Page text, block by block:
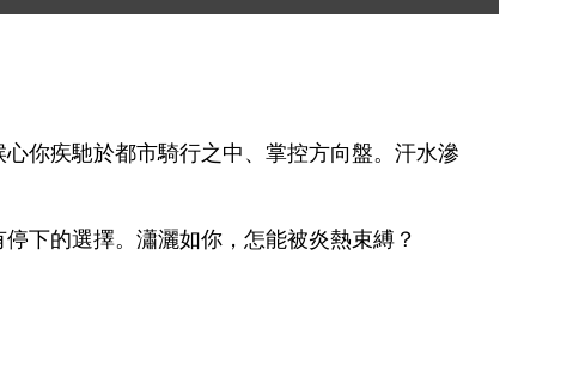
你疾馳於都市騎行之中、掌控方向盤。汗水滲
下的選擇。瀟灑如你，怎能被炎熱束縛？